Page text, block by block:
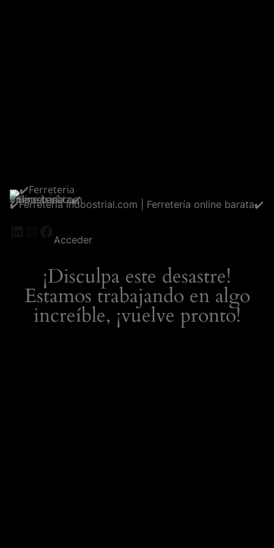
✔️Ferreteria Indoostrial.com | Ferretería online barata✔️
LinkedIn
Instagram
Facebook
Acceder
¡Disculpa este desastre!
Estamos trabajando en algo
increíble, ¡vuelve pronto!